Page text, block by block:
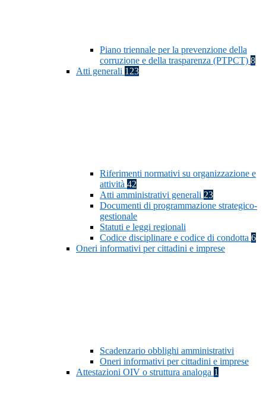
Piano triennale per la prevenzione della
corruzione e della trasparenza (PTPCT) 8
Atti generali 123
Riferimenti normativi su organizzazione e
attività 42
Atti amministrativi generali 23
Documenti di programmazione strategico-
gestionale
Statuti e leggi regionali
Codice disciplinare e codice di condotta 6
Oneri informativi per cittadini e imprese
Scadenzario obblighi amministrativi
Oneri informativi per cittadini e imprese
Attestazioni OIV o struttura analoga 1